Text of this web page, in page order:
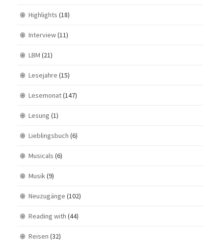
Highlights (18)
Interview(11)
LBM (21)
Lesejahre (15)
Lesemonat(147)
Lesung (1)
Lieblingsbuch (6)
Musicals (6)
Musik(9)
Neuzugänge (102)
Reading with (44)
Reisen (32)